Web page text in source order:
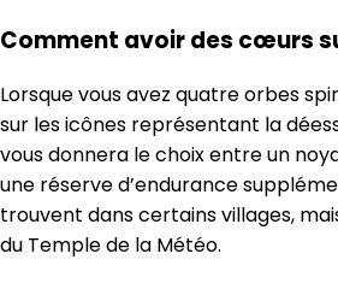
Comment avoir des cœurs
Lorsque vous avez quatre orbes
sur les icônes représentant la
vous donnera le choix entre un
une réserve d’endurance
trouvent dans certains villages,
du Temple de la Météo.